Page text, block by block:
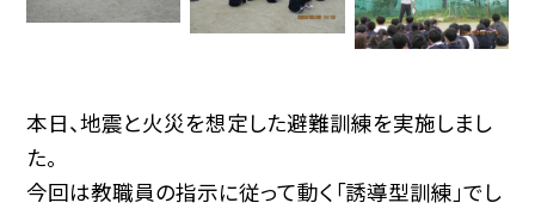
本日、地震と火災を想定した避難訓練を実施しまし
た。
今回は教職員の指示に従って動く「誘導型訓練」でし